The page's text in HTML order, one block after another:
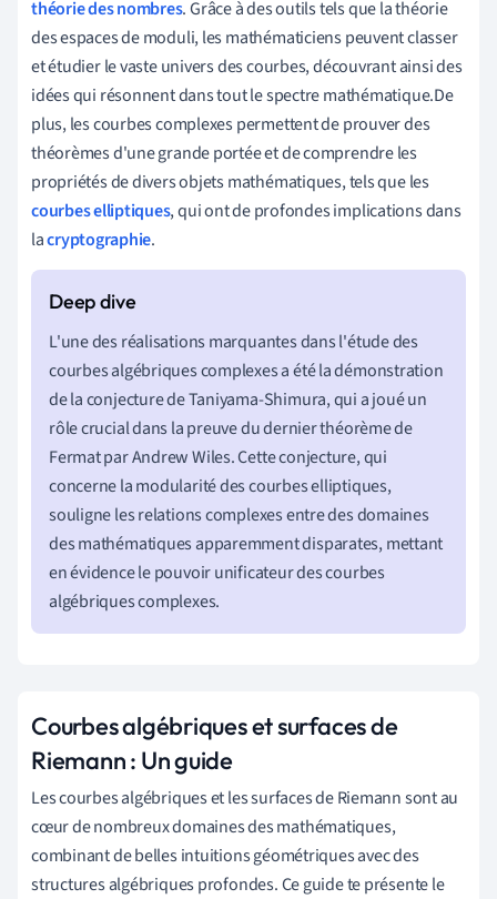
théorie des nombres. Grâce à des outils tels que la théorie
des espaces de moduli, les mathématiciens peuvent classer
et étudier le vaste univers des courbes, découvrant ainsi des
idées qui résonnent dans tout le spectre mathématique.De
plus, les courbes complexes permettent de prouver des
théorèmes d'une grande portée et de comprendre les
propriétés de divers objets mathématiques, tels que les
courbes elliptiques, qui ont de profondes implications dans
lacryptographie.
L'une des réalisations marquantes dans l'étude des
courbes algébriques complexes a été la démonstration
de la conjecture de Taniyama-Shimura, qui a joué un
rôle crucial dans la preuve du dernier théorème de
Fermat par Andrew Wiles. Cette conjecture, qui
concerne la modularité des courbes elliptiques,
souligne les relations complexes entre des domaines
des mathématiques apparemment disparates, mettant
en évidence le pouvoir unificateur des courbes
algébriques complexes.
Courbes algébriques et surfaces de
Riemann : Un guide
Les courbes algébriques et les surfaces de Riemann sont au
cœur de nombreux domaines des mathématiques,
combinant de belles intuitions géométriques avec des
structures algébriques profondes. Ce guide te présente le